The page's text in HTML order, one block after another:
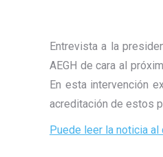
Entrevista a la
AEGH de cara al
En esta intervención
acreditación de estos
Puede leer la noticia